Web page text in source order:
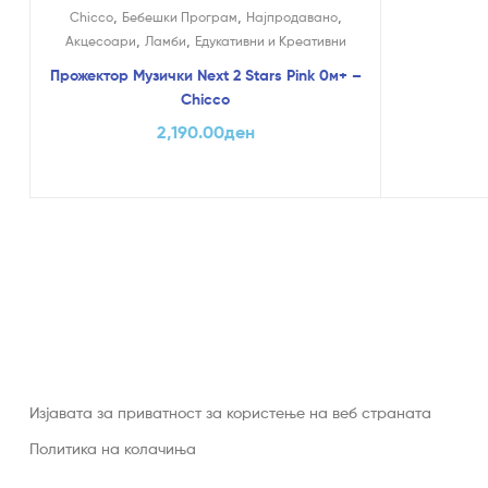
Chicco, Бебешки Програм Најпродавано,
Акцесоари Ламби Едукативни и Креативни
Прожектор Музички Next 2 Stars Pink 0м+ –
Chicco
2,190.00ден
Изјавата за приватност за користење на веб страната
Политика на колачиња